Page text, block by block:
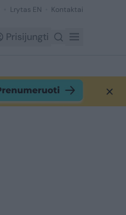
Lrytas EN Kontaktai
Prisijungti